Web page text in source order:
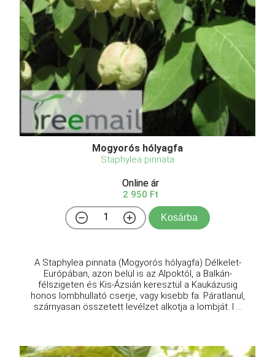
Mogyorós hólyagfa
Staphylea pinnata
Online ár
2 950 Ft
Kosárba
A Staphylea pinnata (Mogyorós hólyagfa) Délkelet-
Európában, azon belül is az Alpoktól, a Balkán-
félszigeten és Kis-Ázsián keresztül a Kaukázusig
honos lombhullató cserje, vagy kisebb fa. Páratlanul,
szárnyasan összetett levélzet alkotja a lombját. I ...